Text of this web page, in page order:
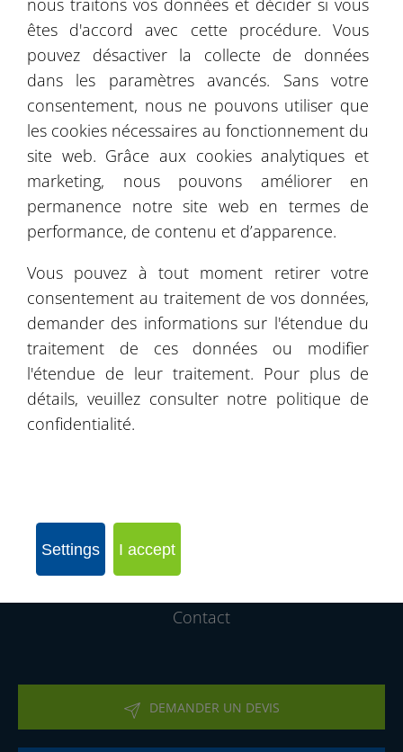
Vous avez le droit de déposer plainte auprès de
l’organe de surveillance, c’est-à-dire du
Président de l’Office à la Protection des
Données.
La fourniture de vos données personnelles est
libre mais son absence empêche la réalisation
de l’offre et de la transaction.
Catalogue d'images
Livre de recommandations
Rejoignez notre réseau d´entreprises
Qui sommes-nous
Contact
DEMANDER UN DEVIS
êtes d'accord avec cette procédure. Vous
pouvez désactiver la collecte de données
dans les paramètres avancés. Sans votre
consentement, nous ne pouvons utiliser que
les cookies nécessaires au fonctionnement du
site web. Grâce aux cookies analytiques et
marketing, nous pouvons améliorer en
permanence notre site web en termes de
performance, de contenu et d’apparence.
Vous pouvez à tout moment retirer votre
consentement au traitement de vos données,
demander des informations sur l'étendue du
traitement de ces données ou modifier
l'étendue de leur traitement. Pour plus de
détails, veuillez consulter notre politique de
confidentialité.
Settings I accept